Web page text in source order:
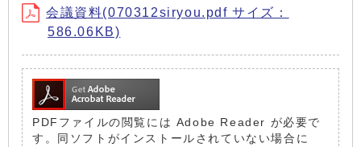
会議資料(070312siryou.pdf サイズ：
586.06KB)
PDFファイルの閲覧には Adobe Reader が必要で
す。同ソフトがインストールされていない場合に